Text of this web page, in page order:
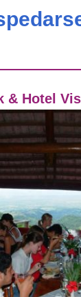
& Hotel